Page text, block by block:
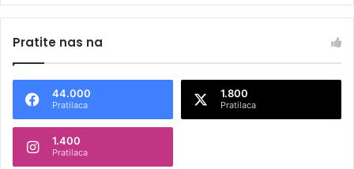
t
n
Pratite nas na
44.000
Pratilaca
1.800
Pratilaca
1.400
Pratilaca